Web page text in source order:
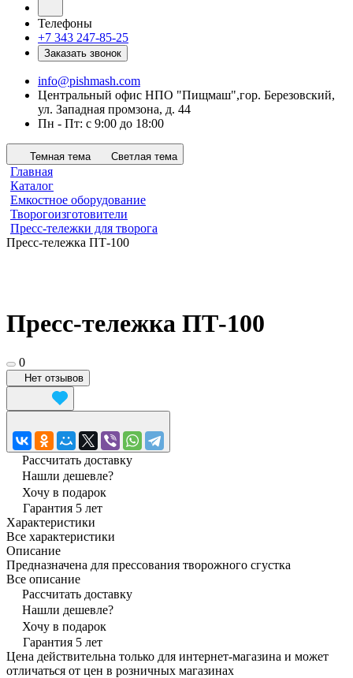
Телефоны
+7 343 247-85-25
Заказать звонок
info@pishmash.com
Центральный офис НПО "Пищмаш",гор. Березовский,
ул. Западная промзона, д. 44
Пн - Пт: с 9:00 до 18:00
Темная тема Светлая тема
Главная
Каталог
Емкостное оборудование
Творогоизготовители
Пресс-тележки для творога
Пресс-тележка ПТ-100
Пресс-тележка ПТ-100
0
Нет отзывов
Рассчитать доставку
Нашли дешевле?
Хочу в подарок
Гарантия 5 лет
Характеристики
Все характеристики
Описание
Предназначена для прессования творожного сгустка
Все описание
Рассчитать доставку
Нашли дешевле?
Хочу в подарок
Гарантия 5 лет
Цена действительна только для интернет-магазина и может
отличаться от цен в розничных магазинах